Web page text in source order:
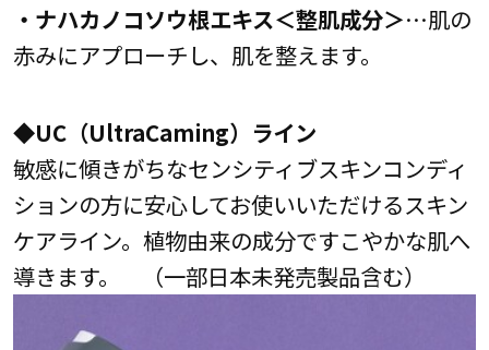
・ナハカノコソウ根エキス＜整肌成分＞…肌の
赤みにアプローチし、肌を整えます。
◆UC（UltraCaming）ライン
敏感に傾きがちなセンシティブスキンコンディ
ションの方に安心してお使いいただけるスキン
ケアライン。植物由来の成分ですこやかな肌へ
導きます。 （一部日本未発売製品含む）